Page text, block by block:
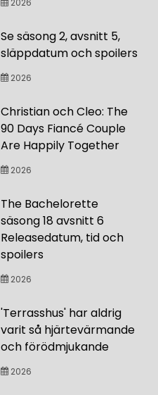
2026
Se säsong 2, avsnitt 5,
släppdatum och spoilers
2026
Christian och Cleo: The
90 Days Fiancé Couple
Are Happily Together
2026
The Bachelorette
säsong 18 avsnitt 6
Releasedatum, tid och
spoilers
2026
'Terrasshus' har aldrig
varit så hjärtevärmande
och förödmjukande
2026